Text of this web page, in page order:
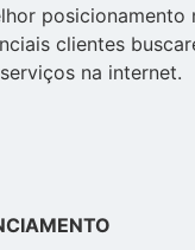
posicionamento
clientes
na internet.